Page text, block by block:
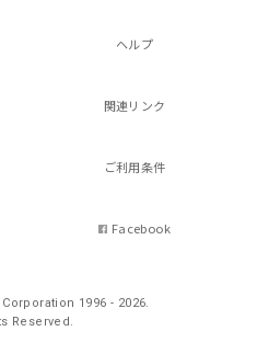
ヘルプ
関連リンク
ご利用条件
Facebook
1996 - 2026.
Reserved.